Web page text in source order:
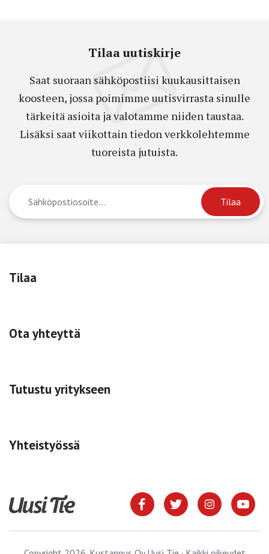
Tilaa uutiskirje
Saat suoraan sähköpostiisi kuukausittaisen
koosteen, jossa poimimme uutisvirrasta sinulle
tärkeitä asioita ja valotamme niiden taustaa.
Lisäksi saat viikottain tiedon verkkolehtemme
tuoreista jutuista.
Tilaa
Ota yhteyttä
Tutustu yritykseen
Yhteistyössä